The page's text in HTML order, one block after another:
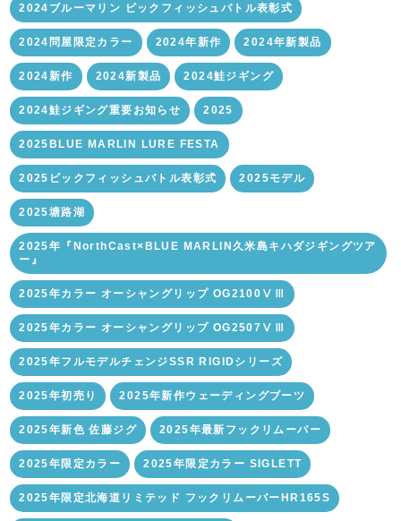
2024ブルーマリン ビックフィッシュバトル表彰式
2024問屋限定カラー 2024年新作 2024年新製品
2024新作 2024新製品 2024鮭ジギング
2024鮭ジギング重要お知らせ 2025
2025BLUE MARLIN LURE FESTA
2025ビックフィッシュバトル表彰式 2025モデル
2025塘路湖
2025年『NorthCast×BLUE MARLIN久米島キハダジギングツア
ー』
2025年カラー オーシャングリップ OG2100ⅤⅢ
2025年カラー オーシャングリップ OG2507ⅤⅢ
2025年フルモデルチェンジSSR RIGIDシリーズ
2025年初売り 2025年新作ウェーディングブーツ
2025年新色 佐藤ジグ 2025年最新フックリムーバー
2025年限定カラー 2025年限定カラー SIGLETT
2025年限定北海道リミテッド フックリムーバーHR165S